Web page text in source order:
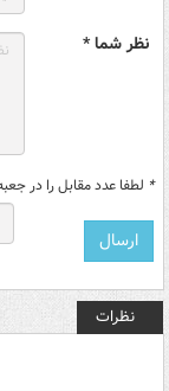
نظر شما *
* لطفا عدد مقابل را در
نظرات